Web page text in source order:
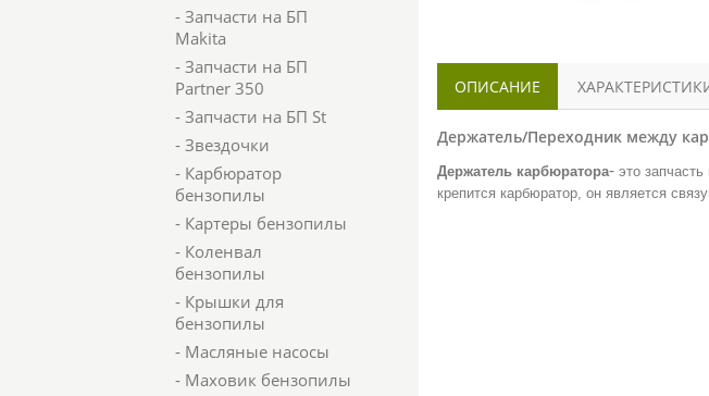
- Запчасти на БП
Makita
- Запчасти на БП
Partner 350
- Запчасти на БП St
- Звездочки
- Карбюратор
бензопилы
- Картеры бензопилы
- Коленвал
бензопилы
- Крышки для
бензопилы
- Масляные насосы
- Маховик бензопилы
ОПИСАНИЕ
Держатель/Переходник между
Держатель карбюратора- это
крепится карбюратор, он является